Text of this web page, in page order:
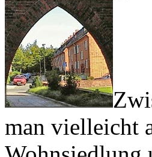
man vielleicht